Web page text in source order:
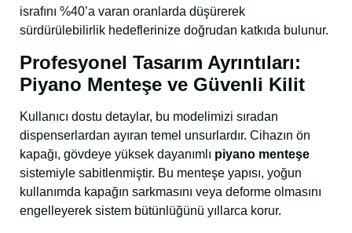
israfını %40’a varan oranlarda düşürerek
sürdürülebilirlik hedeflerinize doğrudan katkıda bulunur.
Profesyonel Tasarım Ayrıntıları:
Piyano Menteşe ve Güvenli Kilit
Kullanıcı dostu detaylar, bu modelimizi sıradan
dispenserlardan ayıran temel unsurlardır. Cihazın ön
kapağı, gövdeye yüksek dayanımlı piyano menteşe
sistemiyle sabitlenmiştir. Bu menteşe yapısı, yoğun
kullanımda kapağın sarkmasını veya deforme olmasını
engelleyerek sistem bütünlüğünü yıllarca korur.